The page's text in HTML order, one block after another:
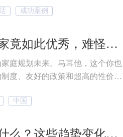
成功案例
世界上最小的发达国家竟如此优秀，难怪移民都选「他」！
庭规划未来。马耳他，这个你也
度、友好的政策和超高的性价
生活品质。
中国
高净值人群都在关注什么？这些趋势变化告诉你答案